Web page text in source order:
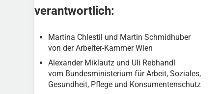
verantwortlich:
Martina Chlestil und Martin Schmidhuber
von der Arbeiter-Kammer Wien
Alexander Miklautz und Uli Rebhandl
vom Bundesministerium für Arbeit, Soziales,
Gesundheit, Pflege und Konsumentenschutz